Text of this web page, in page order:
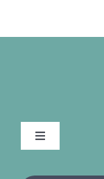
Navigation